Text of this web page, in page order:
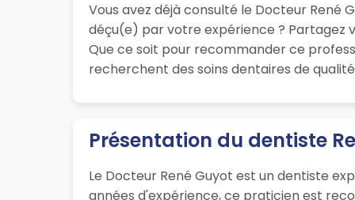
Vous avez déjà consulté le Docteur René
déçu(e) par votre expérience ? Partagez
Que ce soit pour recommander ce
recherchent des soins dentaires de
Présentation du dentiste
Le Docteur René Guyot est un dentiste
années d'expérience, ce praticien est